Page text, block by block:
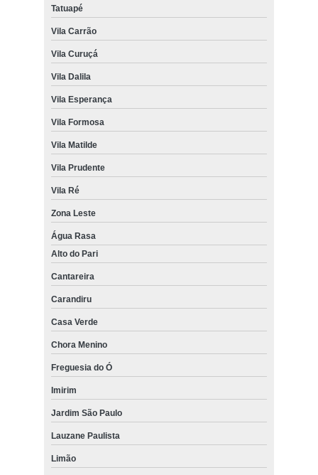
Tatuapé
Vila Carrão
Vila Curuçá
Vila Dalila
Vila Esperança
Vila Formosa
Vila Matilde
Vila Prudente
Vila Ré
Zona Leste
Água Rasa
Alto do Pari
Cantareira
Carandiru
Casa Verde
Chora Menino
Freguesia do Ó
Imirim
Jardim São Paulo
Lauzane Paulista
Limão